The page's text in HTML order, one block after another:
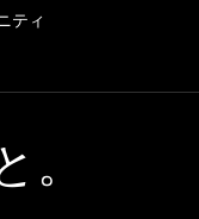
ティ